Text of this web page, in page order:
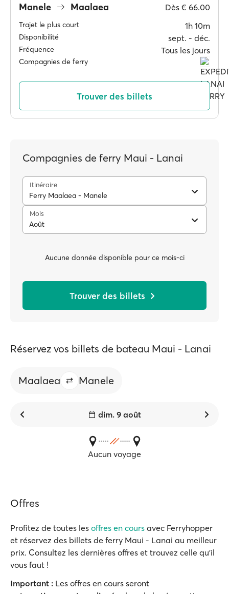
Manele Maalaea Dès € 66.00
Trajet le plus court 1h 10m
Disponibilité sept. ‐ déc.
Fréquence Tous les jours
Compagnies de ferry
Trouver des billets
Compagnies de ferry Maui - Lanai
Itinéraire
Ferry Maalaea - Manele
Mois
Août
Aucune donnée disponible pour ce mois-ci
Trouver des billets
Réservez vos billets de bateau Maui - Lanai
Maalaea Manele
dim. 9 août
Aucun voyage
Offres
Profitez de toutes les offres en cours avec Ferryhopper
et réservez des billets de ferry Maui - Lanai au meilleur
prix. Consultez les dernières offres et trouvez celle qu'il
vous faut !
Important : Les offres en cours seront